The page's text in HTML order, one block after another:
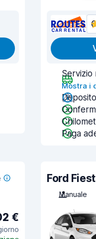
Servizio
Mostra i
Paga
€
Ford
Manuale